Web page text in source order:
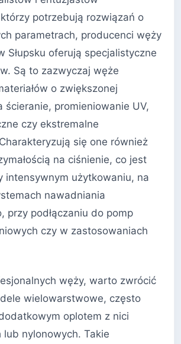
potrzebują rozwiązań o
parametrach, producenci węży
Słupsku oferują specjalistyczne
Są to zazwyczaj węże
o zwiększonej
ścieranie, promieniowanie UV,
czy ekstremalne
się one również
na ciśnienie, co jest
intensywnym użytkowaniu, na
nawadniania
przy podłączaniu do pomp
czy w zastosowaniach
węży, warto zwrócić
wielowarstwowe, często
oplotem z nici
lub nylonowych. Takie